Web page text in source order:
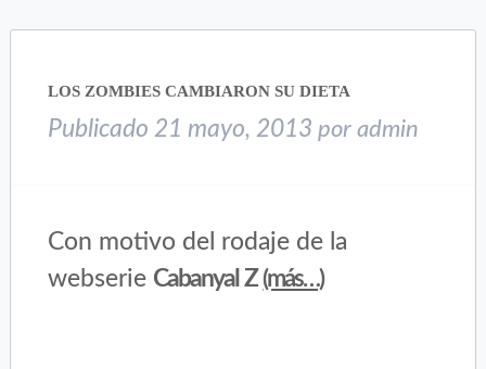
abre
una
ventana
nueva)
abre
una
ventana
nueva)
LOS ZOMBIES CAMBIARON SU DIETA
Publicado 21 mayo, 2013 por admin
Con motivo del rodaje de la
webserie Cabanyal Z(más…)